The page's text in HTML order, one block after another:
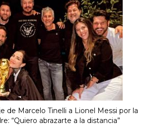
de Marcelo Tinelli a Lionel Messi por la
“Quiero abrazarte a la distancia”